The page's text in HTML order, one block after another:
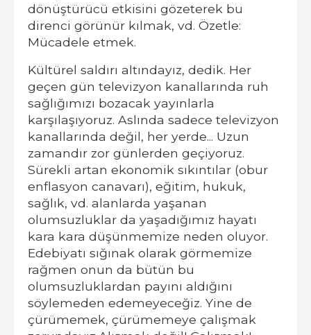
dönüştürücü etkisini gözeterek bu
direnci görünür kılmak, vd. Özetle:
Mücadele etmek.
Kültürel saldırı altındayız, dedik. Her
geçen gün televizyon kanallarında ruh
sağlığımızı bozacak yayınlarla
karşılaşıyoruz. Aslında sadece televizyon
kanallarında değil, her yerde... Uzun
zamandır zor günlerden geçiyoruz.
Sürekli artan ekonomik sıkıntılar (obur
enflasyon canavarı), eğitim, hukuk,
sağlık, vd. alanlarda yaşanan
olumsuzluklar da yaşadığımız hayatı
kara kara düşünmemize neden oluyor.
Edebiyatı sığınak olarak görmemize
rağmen onun da bütün bu
olumsuzluklardan payını aldığını
söylemeden edemeyeceğiz. Yine de
çürümemek, çürümemeye çalışmak